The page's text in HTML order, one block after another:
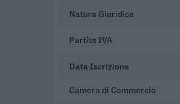
Natura Giuridica
Partita IVA
Data Iscrizione
Camera di Commercio